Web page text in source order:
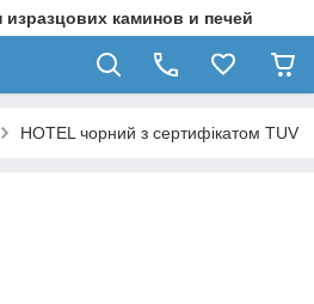
изразцових каминов и печей
HOTEL чорний з сертифікатом TUV